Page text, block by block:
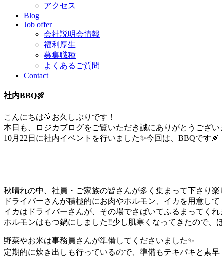
アクセス
Blog
Job offer
会社説明会情報
福利厚生
募集職種
よくあるご質問
Contact
社内BBQ🍖
こんにちは🌞お久しぶりです！
本日も、ロジカブログをご覧いただき誠にありがとうござい
10月22日に社内イベントを行いました✨今回は、BBQです🍖
秋晴れの中、社員・ご家族の皆さんが多く集まって下さり
ドライバーさんが積極的にお肉やホルモン、イカを用意し
イカはドライバーさんが、その場でさばいてふるまってくれ
ホルモンはもつ鍋にしました‼少し肌寒くなってきたので、
野菜やお米は事務員さんが準備してくださいました✨
定期的に炊き出しも行っているので、準備もテキパキと素